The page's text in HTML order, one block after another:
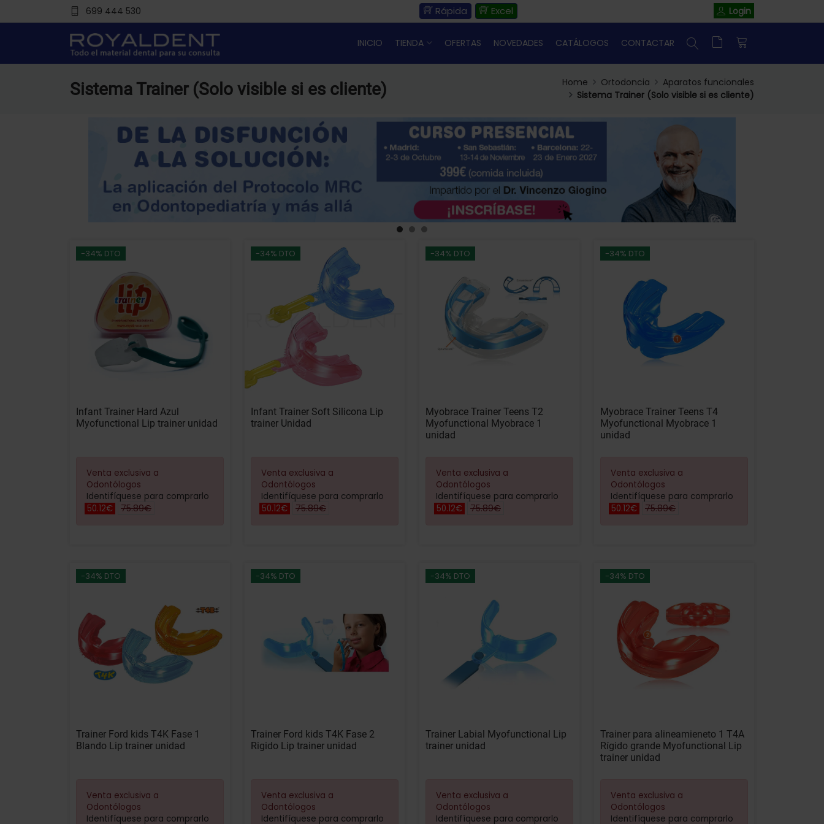
699 444 530 Rápida Excel Login
INICIO TIENDA OFERTAS NOVEDADES CATÁLOGOS CONTACTAR
Sistema Trainer (Solo visible si es cliente) Home Ortodoncia
Aparatos funcionales
Sistema Trainer (Solo visible si es cliente)
-34% DTO
Infant Trainer Hard Azul
Myofunctional Lip trainer unidad
Venta exclusiva a
Odontólogos
Identifíquese para comprarlo
50.12€
75.89€
-34% DTO
Infant Trainer Soft Silicona Lip
trainer Unidad
Venta exclusiva a
Odontólogos
Identifíquese para comprarlo
50.12€
75.89€
-34% DTO
Myobrace Trainer Teens T2
Myofunctional Myobrace 1
unidad
Venta exclusiva a
Odontólogos
Identifíquese para comprarlo
50.12€
75.89€
-34% DTO
Myobrace Trainer Teens T4
Myofunctional Myobrace 1
unidad
Venta exclusiva a
Odontólogos
Identifíquese para comprarlo
50.12€
75.89€
-34% DTO
Trainer Ford kids T4K Fase 1
Blando Lip trainer unidad
Venta exclusiva a
Odontólogos
Identifíquese para comprarlo
-34% DTO
Trainer Ford kids T4K Fase 2
Rigido Lip trainer unidad
Venta exclusiva a
Odontólogos
Identifíquese para comprarlo
-34% DTO
Trainer Labial Myofunctional Lip
trainer unidad
Venta exclusiva a
Odontólogos
Identifíquese para comprarlo
-34% DTO
Trainer para alineamieneto 1 T4A
Rígido grande Myofunctional Lip
trainer unidad
Venta exclusiva a
Odontólogos
Identifíquese para comprarlo